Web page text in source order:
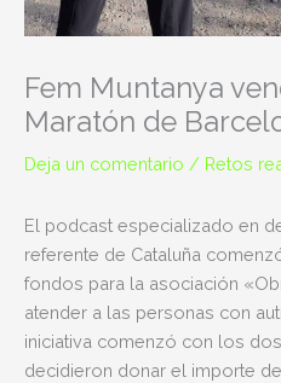
Fem Muntanya
Maratón de
Deja un comentario / Retos
El podcast especializado en
referente de Cataluña
fondos para la asociación
atender a las personas con
iniciativa comenzó con los
decidieron donar el importe